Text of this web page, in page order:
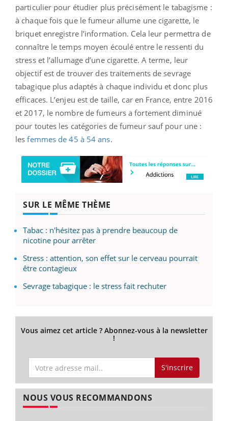
particulier pour étudier plus précisément le tabagisme :
à chaque fois que le fumeur allume une cigarette, le
briquet enregistre l’information. Cela leur permettra de
connaître le temps moyen écoulé entre le ressenti du
stress et l’allumage d’une cigarette. A terme, leur
objectif est de trouver des traitements de sevrage
tabagique plus adaptés à chaque individu et donc plus
efficaces. L’enjeu est de taille, car en France, entre 2016
et 2017, le nombre de fumeurs a fortement diminué
pour toutes les catégories de fumeur sauf pour une :
lesfemmes de 45 à 54 ans.
SUR LE MÊME THÈME
Tabac : n'hésitez pas à prendre beaucoup de
nicotine pour arrêter
Stress : attention, son effet sur le cerveau pourrait
être contagieux
Sevrage tabagique : le stress fait rechuter
Vous aimez cet article ? Abonnez-vous à la newsletter
!
S'inscrire
NOUS VOUS RECOMMANDONS